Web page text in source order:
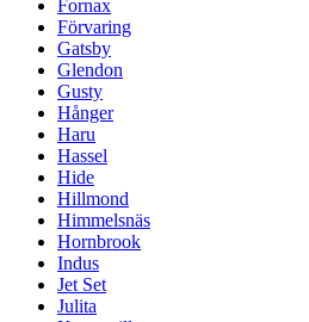
Fornax
Förvaring
Gatsby
Glendon
Gusty
Hånger
Haru
Hassel
Hide
Hillmond
Himmelsnäs
Hornbrook
Indus
Jet Set
Julita